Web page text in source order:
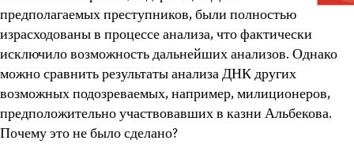
предполагаемых преступников, были полностью
израсходованы в процессе анализа, что фактически
исключило возможность дальнейших анализов. Однако
можно сравнить результаты анализа ДНК других
возможных подозреваемых, например, милиционеров,
предположительно участвовавших в казни Альбекова.
Почему это не было сделано?